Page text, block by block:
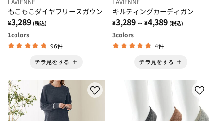
もこもこダイヤフリースガウン
¥3,289 (税込)
1colors
96件
チラ見をする
キルティングカーディガン
¥3,289 ～ ¥4,389 (税込)
3colors
4件
チラ見をする